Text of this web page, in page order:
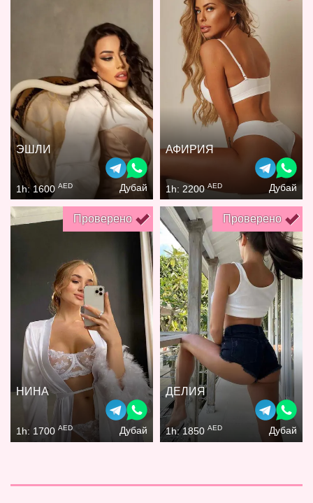
ЭШЛИ
1h: 1600 AED Дубай
АФИРИЯ
1h: 2200AED Дубай
Проверено
НИНА
1h: 1700 AED Дубай
Проверено
ДЕЛИЯ
1h: 1850 AED Дубай